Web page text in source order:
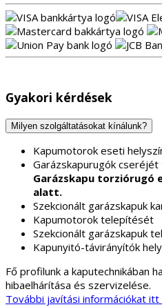
Gyakori kérdések
Milyen szolgáltatásokat kínálunk?
Kapumotorok eseti
Garázskapurugók
Garázskapu torziórugó
alatt.
Szekcionált garázskapuk
Kapumotorok telepítését
Szekcionált garázskapuk
Kapunyitó-távirányítók
Fő profilunk a kaputechnikában
hibaelhárítása és szervizelése.
További javítási információkat itt